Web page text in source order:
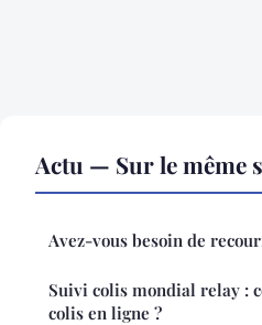
Actu — Sur le même
Avez-vous besoin de
Suivi colis mondial relay :
colis en ligne ?